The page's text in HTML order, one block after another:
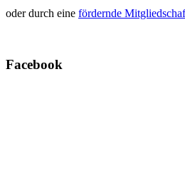
oder durch eine fördernde
Facebook